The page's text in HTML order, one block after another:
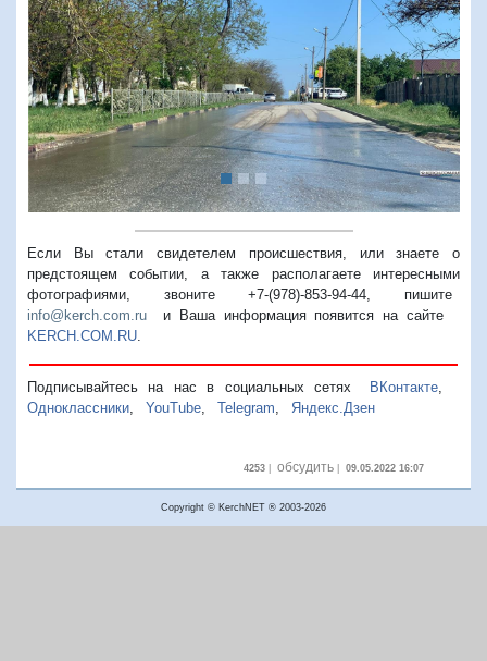
Предыдущий
Если Вы стали свидетелем происшествия, или знаете о
предстоящем событии, а также располагаете интересными
фотографиями, звоните +7-(978)-853-94-44, пишите
info@kerch.com.ru и Ваша информация появится на сайте
KERCH.COM.RU.
Подписывайтесь на нас в социальных сетях ВКонтакте,
Одноклассники, YouTube, Telegram, Яндекс.Дзен
4253| обсудить| 09.05.2022 16:07
Copyright © KerchNET ® 2003-2026